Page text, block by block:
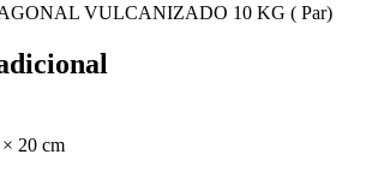
VULCANIZADO 10 KG ( Par)
20 cm